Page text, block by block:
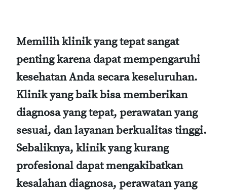
Memilih klinik yang tepat sangat
penting karena dapat mempengaruhi
kesehatan Anda secara keseluruhan.
Klinik yang baik bisa memberikan
diagnosa yang tepat, perawatan yang
sesuai, dan layanan berkualitas tinggi.
Sebaliknya, klinik yang kurang
profesional dapat mengakibatkan
kesalahan diagnosa, perawatan yang